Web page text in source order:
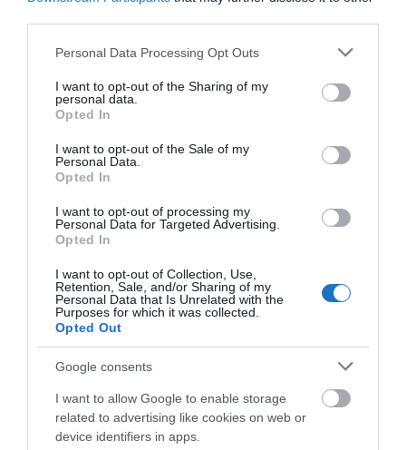
Please note that this website/app uses one or more Google
not limited to your visit or usage behaviour. You may click to
grant or deny consent to Google and its third-party tags to
use your data for below specified purposes in below Google
consent section.
Personal Data Processing Opt Outs
I want to opt-out of the Sharing of my
personal data.
Opted In
I want to opt-out of the Sale of my
Personal Data.
Opted In
I want to opt-out of processing my
Personal Data for Targeted Advertising.
Opted In
I want to opt-out of Collection, Use,
Retention, Sale, and/or Sharing of my
Personal Data that Is Unrelated with the
Purposes for which it was collected.
Opted Out
Google consents
I want to allow Google to enable storage
related to advertising like cookies on web or
device identifiers in apps.
mindennapjait, Lillafüreden pedig a Lillafüredi
Állami Erdei Vasút ma is ugyanazokon a síneken
közlekedik, amelyeket eredetileg fa- és
egész évben látható látványosság a
Villanyrendőr , Miskolc legismertebb közlekedési
csomópontja. Itt már a 20. század elején szervezett